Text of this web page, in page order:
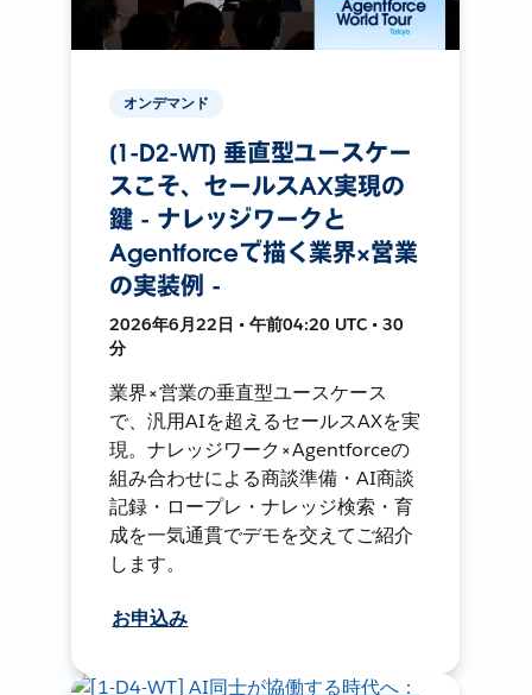
オンデマンド
[1-D2-WT] 垂直型ユースケー
スこそ、セールスAX実現の
鍵 - ナレッジワークと
Agentforceで描く業界×営業
の実装例 -
2026年6月22日 • 午前04:20 UTC • 30
分
業界×営業の垂直型ユースケース
で、汎用AIを超えるセールスAXを実
現。ナレッジワーク×Agentforceの
組み合わせによる商談準備・AI商談
記録・ロープレ・ナレッジ検索・育
成を一気通貫でデモを交えてご紹介
します。
お申込み